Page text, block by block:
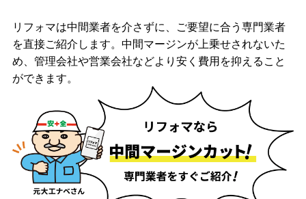
リフォマは中間業者を介さずに、ご要望に合う専門業者
を直接ご紹介します。中間マージンが上乗せされないた
め、管理会社や営業会社などより安く費用を抑えること
ができます。